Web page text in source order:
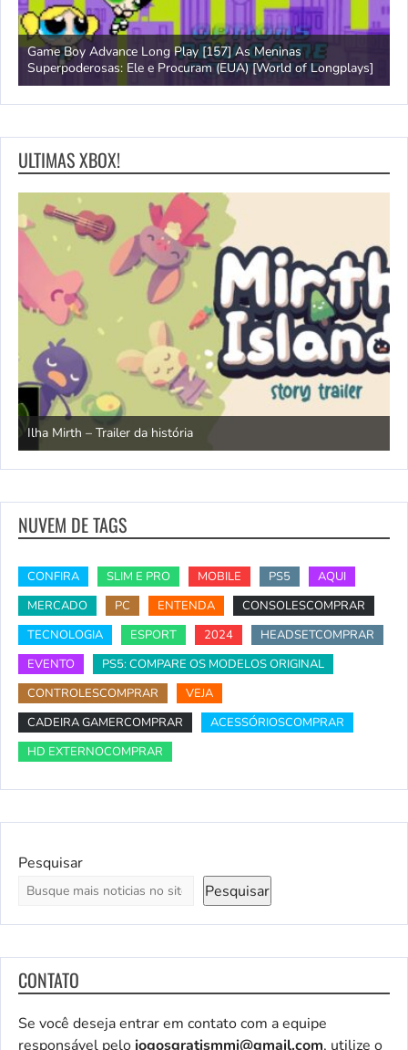
Game Boy Advance Long Play [157] As Meninas
Superpoderosas: Ele e Procuram (EUA) [World of Longplays]
ULTIMAS XBOX!
Ilha Mirth – Trailer da história
NUVEM DE TAGS
CONFIRA SLIM E PRO MOBILE PS5
AQUI
MERCADO
PC ENTENDA
CONSOLESCOMPRAR
TECNOLOGIA
ESPORT 2024
HEADSETCOMPRAR
EVENTO
PS5: COMPARE OS MODELOS ORIGINAL
CONTROLESCOMPRAR
VEJA
CADEIRA GAMERCOMPRAR
ACESSÓRIOSCOMPRAR
HD EXTERNOCOMPRAR
Pesquisar
Pesquisar
CONTATO
Se você deseja entrar em contato com a equipe
responsável pelo jogosgratismmi@gmail.com, utilize o